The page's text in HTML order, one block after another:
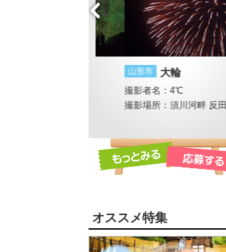
大輪
撮影者名：4℃
撮影場所：須川河畔 反田橋付近
オススメ特集